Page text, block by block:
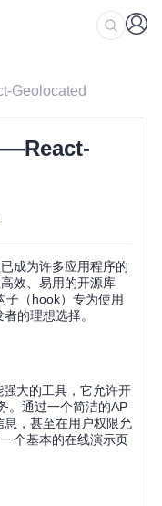
Geolocated
成为许多应用程序的
效、易用的开源库
子（hook）专为使用
的理想选择。
大的工具，它允许开
。通过一个简洁的AP
，甚至在用户权限允
个基本的在线演示页